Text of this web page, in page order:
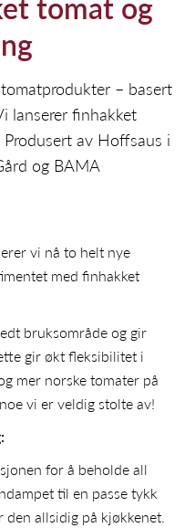
– basert
lanserer finhakket
av Hoffsaus i
og BAMA
vi nå to helt nye
med finhakket
bruksområde og gir
gir økt fleksibilitet i
mer norske tomater på
vi er veldig stolte av!
for å beholde all
til en passe tykk
den allsidig på kjøkkenet.